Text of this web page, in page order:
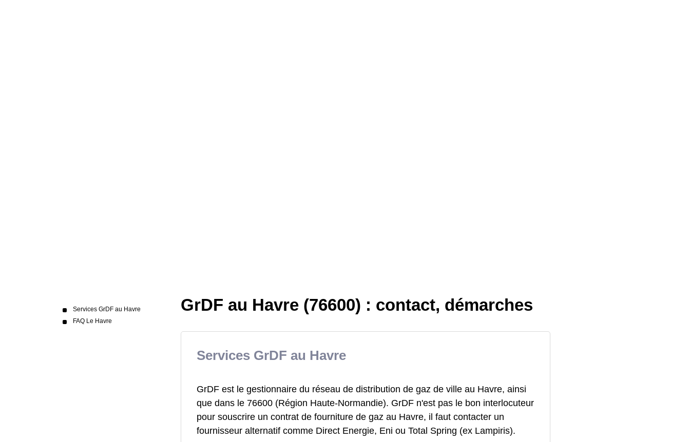
Services GrDF au Havre
FAQ Le Havre
GrDF au Havre (76600) : contact, démarches
Services GrDF au Havre
GrDF est le gestionnaire du réseau de distribution de gaz de ville au Havre, ainsi
que dans le 76600 (Région Haute-Normandie). GrDF n'est pas le bon interlocuteur
pour souscrire un contrat de fourniture de gaz au Havre, il faut contacter un
fournisseur alternatif comme Direct Energie, Eni ou Total Spring (ex Lampiris).